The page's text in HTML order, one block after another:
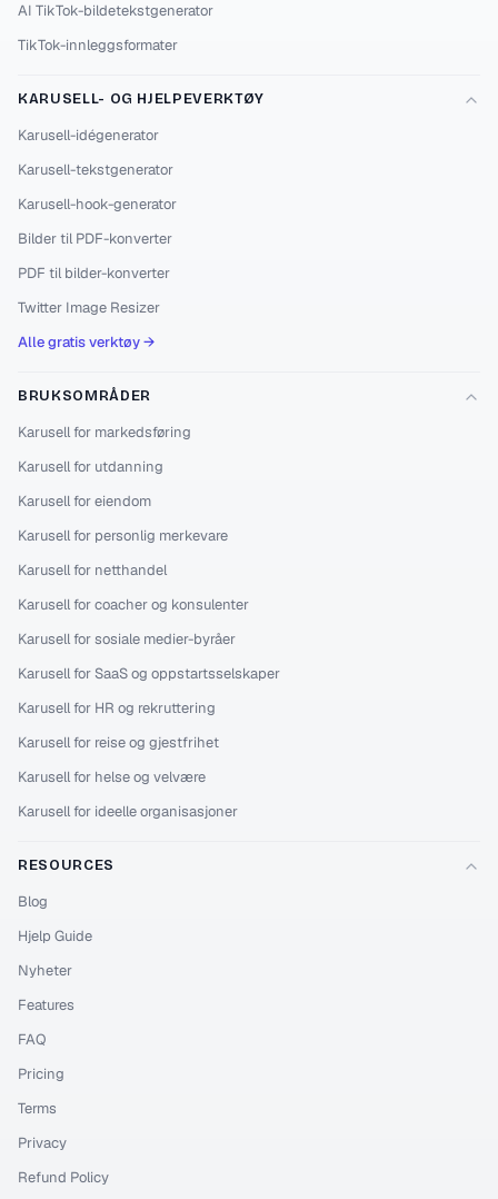
AI TikTok-bildetekstgenerator
TikTok-innleggsformater
KARUSELL- OG HJELPEVERKTØY
Karusell-idégenerator
Karusell-tekstgenerator
Karusell-hook-generator
Bilder til PDF-konverter
PDF til bilder-konverter
Twitter Image Resizer
Alle gratis verktøy →
BRUKSOMRÅDER
Karusell for markedsføring
Karusell for utdanning
Karusell for eiendom
Karusell for personlig merkevare
Karusell for netthandel
Karusell for coacher og konsulenter
Karusell for sosiale medier-byråer
Karusell for SaaS og oppstartsselskaper
Karusell for HR og rekruttering
Karusell for reise og gjestfrihet
Karusell for helse og velvære
Karusell for ideelle organisasjoner
RESOURCES
Blog
Hjelp Guide
Nyheter
Features
FAQ
Pricing
Terms
Privacy
Refund Policy